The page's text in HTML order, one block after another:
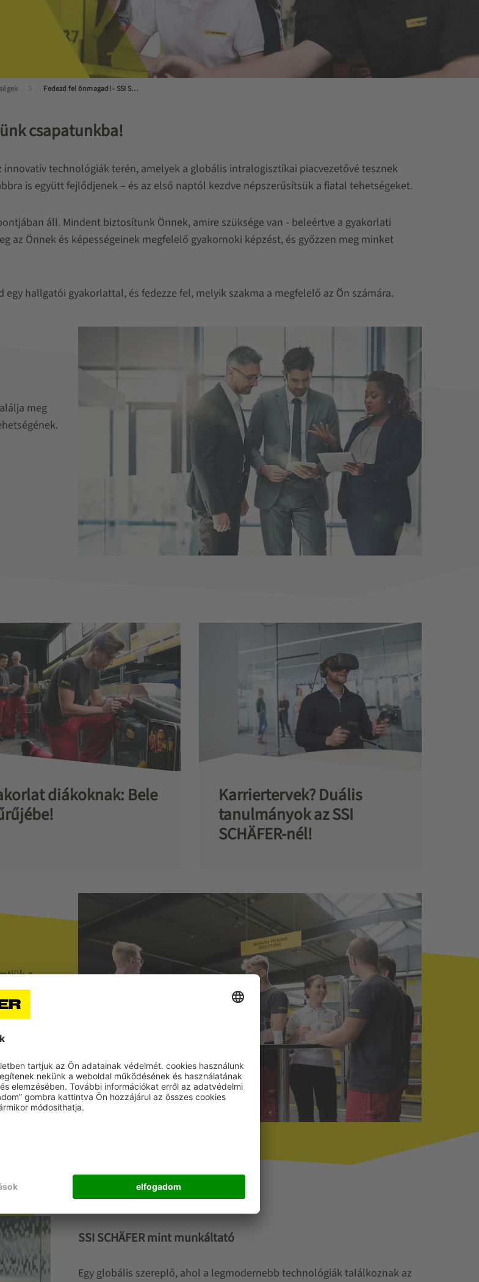
Fedezd fel önmagad! - SSI SCHÄFER képzések és gyakorlatok
csapatunkba!
innovatív technológiák terén, amelyek a globális intralogisztikai piacvezetővé tesznek
is együtt fejlődjenek – és az első naptól kezdve népszerűsítsük a fiatal tehetségeket.
áll. Mindent biztosítunk Önnek, amire szüksége van - beleértve a gyakorlati
az Önnek és képességeinek megfelelő gyakornoki képzést, és győzzen meg minket
hallgatói gyakorlattal, és fedezze fel, melyik szakma a megfelelő az Ön számára.
meg
diákoknak: Bele
Karriertervek? Duális
tanulmányok az SSI
SCHÄFER-nél!
a
sok
SSI SCHÄFER mint munkáltató
Egy globális szereplő, ahol a legmodernebb technológiák találkoznak az